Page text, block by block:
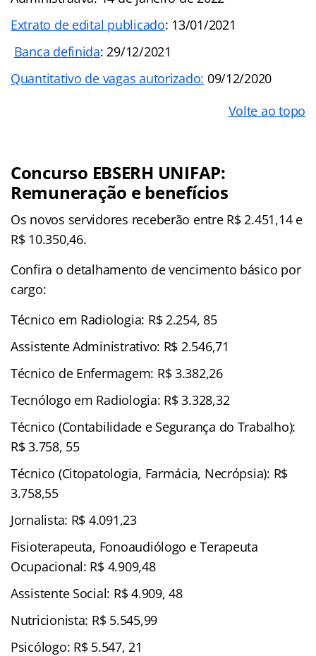
Extrato de edital publicado: 13/01/2021
Banca definida: 29/12/2021
Quantitativo de vagas autorizado: 09/12/2020
Volte ao topo
Concurso EBSERH UNIFAP:
Remuneração e benefícios
Os novos servidores receberão entre R$ 2.451,14 e
R$ 10.350,46.
Confira o detalhamento de vencimento básico por
cargo:
Técnico em Radiologia: R$ 2.254, 85
Assistente Administrativo: R$ 2.546,71
Técnico de Enfermagem: R$ 3.382,26
Tecnólogo em Radiologia: R$ 3.328,32
Técnico (Contabilidade e Segurança do Trabalho):
R$ 3.758, 55
Técnico (Citopatologia, Farmácia, Necrópsia): R$
3.758,55
Jornalista: R$ 4.091,23
Fisioterapeuta, Fonoaudiólogo e Terapeuta
Ocupacional: R$ 4.909,48
Assistente Social: R$ 4.909, 48
Nutricionista: R$ 5.545,99
Psicólogo: R$ 5.547, 21